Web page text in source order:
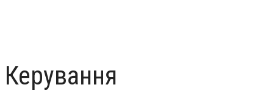
Керування